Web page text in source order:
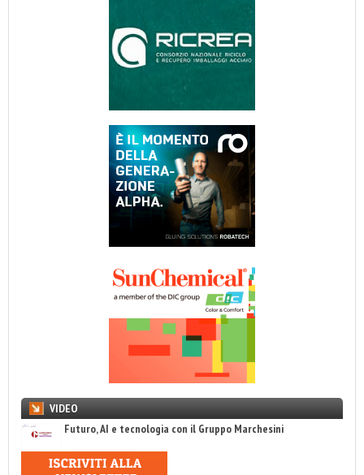
VIDEO
Futuro, AI e tecnologia con il Gruppo Marchesini